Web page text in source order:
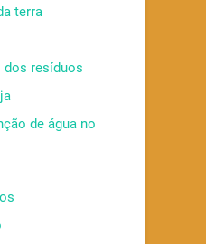
terra
resíduos
de água no